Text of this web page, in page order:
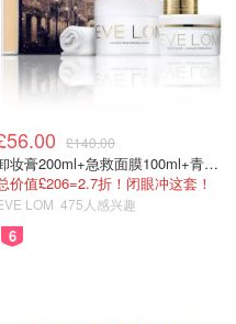
£140.00
卸妆膏200ml+急救面膜100ml+青春面霜15ml
价值£206=2.7折！闭眼冲这套！
LOM 475人感兴趣
6